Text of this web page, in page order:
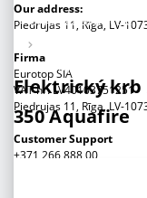
Our address:
Piedrujas 11, Rīga, LV-
Firma
Eurotop SIA
VAT nr. LV40103751251
Piedrujas 11, Rīga, LV-
Сustomer Support
+371 266 888 00
Grill & Barbecue
Značky
Artflame.com
Elektrický krb A-
Elektrický krb
350 Aquafire